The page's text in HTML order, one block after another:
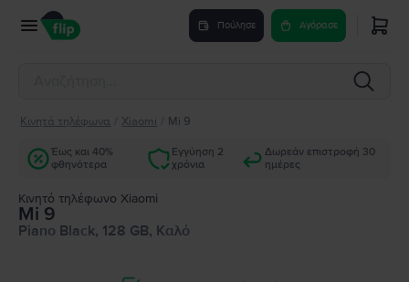
Πούλησε Αγόρασε
Κινητά τηλέφωνα Xiaomi Mi 9
Έως και 40%
φθηνότερα
Εγγύηση 2
χρόνια
Δωρεάν επιστροφή 30
ημέρες
Κινητό τηλέφωνο Xiaomi
Mi 9
Piano Black, 128 GB, Καλό